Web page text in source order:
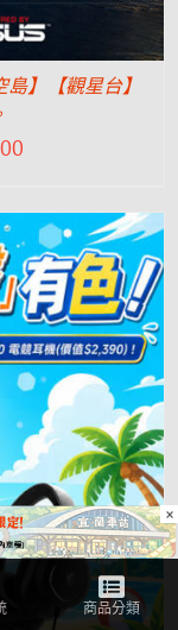
】【觀星台】
×